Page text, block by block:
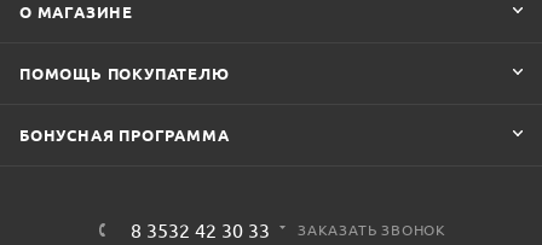
О МАГАЗИНЕ
ПОМОЩЬ ПОКУПАТЕЛЮ
БОНУСНАЯ ПРОГРАММА
8 3532 42 30 33 ЗАКАЗАТЬ ЗВОНОК